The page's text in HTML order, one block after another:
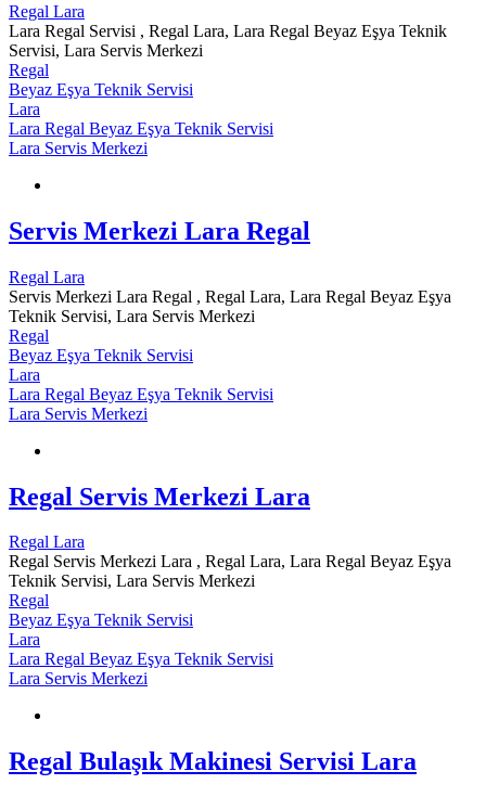
Regal Lara
Lara Regal Servisi , Regal Lara, Lara Regal Beyaz Eşya Teknik
Servisi, Lara Servis Merkezi
Regal
Beyaz Eşya Teknik Servisi
Lara
Lara Regal Beyaz Eşya Teknik Servisi
Lara Servis Merkezi
Servis Merkezi Lara Regal
Regal Lara
Servis Merkezi Lara Regal , Regal Lara, Lara Regal Beyaz Eşya
Teknik Servisi, Lara Servis Merkezi
Regal
Beyaz Eşya Teknik Servisi
Lara
Lara Regal Beyaz Eşya Teknik Servisi
Lara Servis Merkezi
Regal Servis Merkezi Lara
Regal Lara
Regal Servis Merkezi Lara , Regal Lara, Lara Regal Beyaz Eşya
Teknik Servisi, Lara Servis Merkezi
Regal
Beyaz Eşya Teknik Servisi
Lara
Lara Regal Beyaz Eşya Teknik Servisi
Lara Servis Merkezi
Regal Bulaşık Makinesi Servisi Lara